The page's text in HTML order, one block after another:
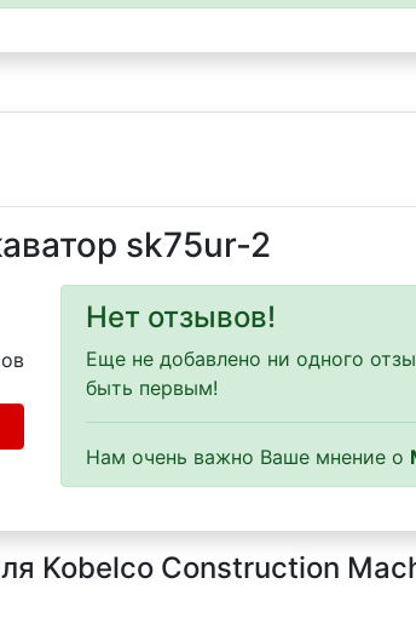
sk75ur-2
Нет отзывов!
Еще не добавлено ни одного
быть первым!
Нам очень важно Ваше мнение о
Kobelco Construction